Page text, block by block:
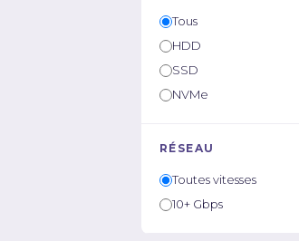
Tous
HDD
SSD
NVMe
RÉSEAU
Toutes vitesses
10+ Gbps